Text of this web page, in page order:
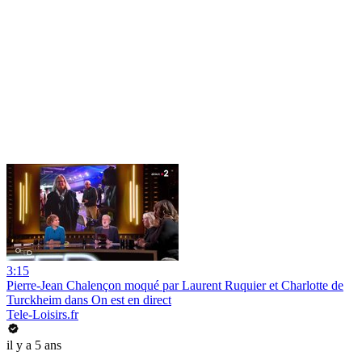
3:15
Pierre-Jean Chalençon moqué par Laurent Ruquier et Charlotte de
Turckheim dans On est en direct
Tele-Loisirs.fr
il y a 5 ans